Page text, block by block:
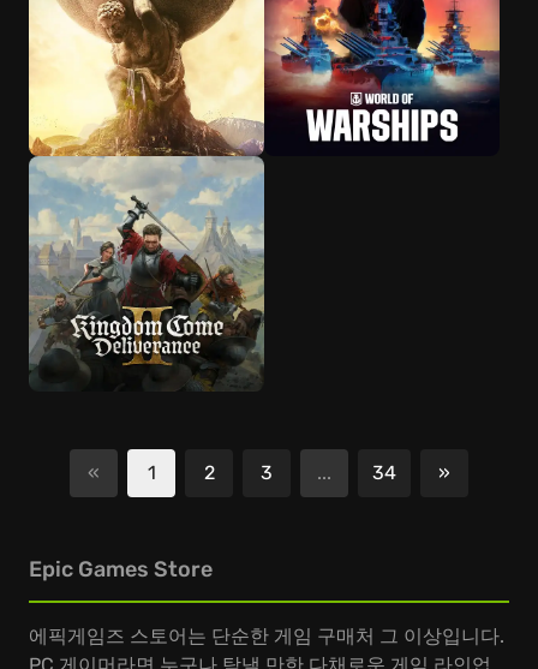
« 1 2 3 ... 34 »
Epic Games Store
에픽게임즈 스토어는 단순한 게임 구매처 그 이상입니다.